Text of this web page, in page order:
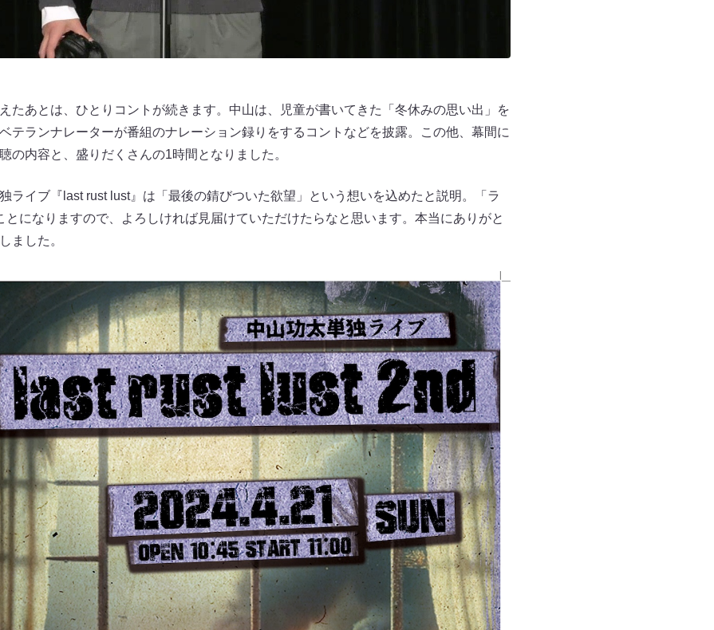
たあとは、ひとりコントが続きます。中山は、児童が書いてきた「冬休みの思い出」を
テランナレーターが番組のナレーション録りをするコントなどを披露。この他、幕間に
の内容と、盛りだくさんの1時間となりました。
ライブ『last rust lust​​』は「最後の錆びついた欲望」という想いを込めたと説明。「ラ
とになりますので、よろしければ見届けていただけたらなと思います。本当にありがと
ました。